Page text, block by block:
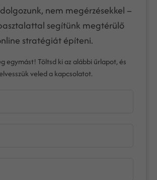
nem megérzésekkel –
segítünk megtérülő
stratégiát építeni.
egymást! Töltsd ki az alábbi űrlapot, és
veled a kapcsolatot.